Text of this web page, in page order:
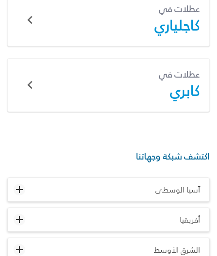
عطلات في
كاجلياري
عطلات في
كابري
اكتشف شبكة وجهاتنا
آسيا الوسطى
أفريقيا
الشرق الأوسط